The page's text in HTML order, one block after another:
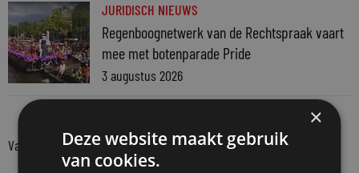
JURIDISCH NIEUWS
Regenboognetwerk van de Rechtspraak vaart
mee met botenparade Pride
3 augustus 2026
Van onze kennispartners
×
Deze website maakt gebruik
van cookies.